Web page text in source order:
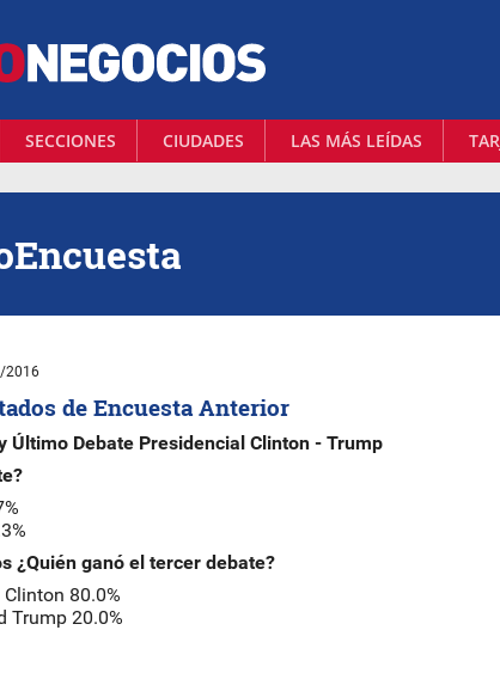
SECCIONES CIUDADES LAS MÁS LEÍDAS
de Encuesta Anterior
Último Debate Presidencial Clinton - Trump
¿Quién ganó el tercer debate?
80.0%
Trump 20.0%